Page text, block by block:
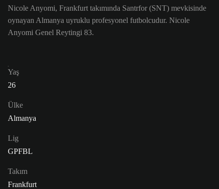
Nicole Anyomi, Frankfurt takımında Santrfor (SNT) mevkisinde
oynayan Almanya uyruklu profesyonel futbolcudur. Nicole
Anyomi Genel Reytingi 83.
Yaş
26
Ülke
Almanya
Lig
GPFBL
Takım
Frankfurt